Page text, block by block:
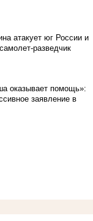
атакует юг России и
разведчик
оказывает помощь»:
заявление в